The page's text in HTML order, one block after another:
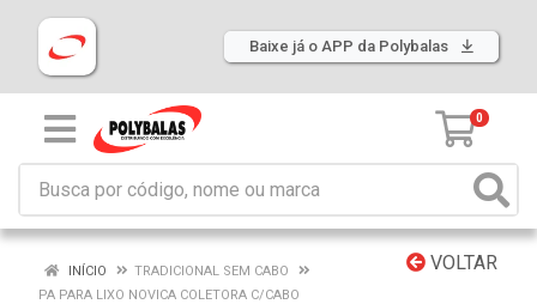
Baixe já o APP da Polybalas
0
VOLTAR
INÍCIO
TRADICIONAL SEM CABO
PA PARA LIXO NOVICA COLETORA C/CABO